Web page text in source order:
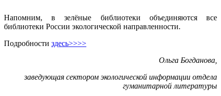
Напомним, в зелёные библиотеки объединяются все
библиотеки России экологической направленности.
Подробности здесь>>>>
Ольга Богданова,
заведующая сектором экологической информации отдела
гуманитарной литературы